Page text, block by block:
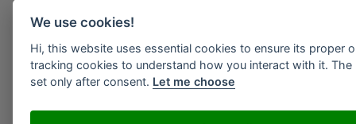
Metall-Polish-Reiniger
Metallkleber
PA-Isolierstege
Primer für Ziersprosse
PT-Isolierstege
ISS Pest Control AG
Westfalen AG
We use cookies!
Hi, this website uses essential cookies to ensure its proper
tracking cookies to understand how you interact with it. The
set only after consent. Let me choose